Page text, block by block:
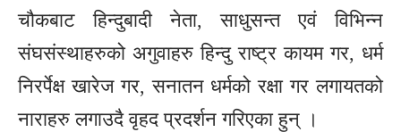
चौकबाट हिन्दुबादी नेता, साधुसन्त एवं विभिन्न
संघसंस्थाहरुको अगुवाहरु हिन्दु राष्ट्र कायम गर, धर्म
निरर्पेक्ष खारेज गर, सनातन धर्मको रक्षा गर लगायतको
नाराहरु लगाउदै वृहद प्रदर्शन गरिएका हुन् ।